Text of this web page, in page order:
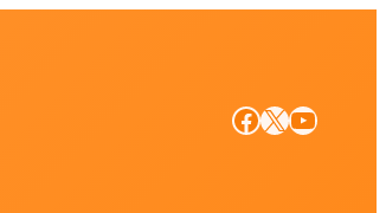
Facebook X YouTube